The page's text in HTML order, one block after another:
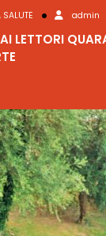
SALUTE admin
LETTORI